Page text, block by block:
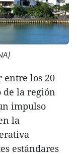
entre los 20
la región
impulso
la
estándares